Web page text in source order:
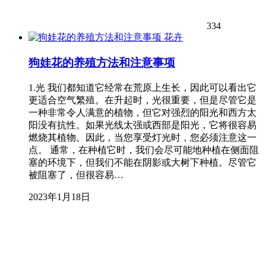
334
花卉
狗娃花的养殖方法和注意事项
1.光 我们都知道它经常在荒原上生长，因此可以看出它
更适合空气繁殖。在升起时，光很重要，但是尽管它是
一种非常令人满意的植物，但它对强烈的阳光和西方太
阳没有抗性。如果光线太强或西部是阳光，它将很容易
燃烧其植物。因此，当您享受灯光时，您必须注意这一
点。 通常，在种植它时，我们会尽可能地种植在侧面阻
塞的环境下，但我们不能在阴影或大树下种植。尽管它
被阻塞了，但很容易…
2023年1月18日